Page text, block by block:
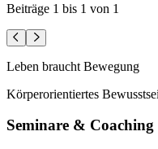
Beiträge 1 bis 1 von 1
Vorherige Seite
Nächste Seite
Leben braucht Bewegung
Körperorientiertes
Seminare & Coaching